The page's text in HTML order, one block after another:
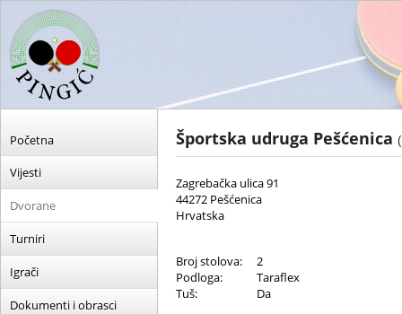
Početna
Vijesti
Dvorane
Turniri
Igrači
Dokumenti i obrasci
Športska udruga Pešćenica
Zagrebačka ulica 91
44272 Pešćenica
Hrvatska
Broj stolova:
2
Podloga:
Taraflex
Tuš:
Da